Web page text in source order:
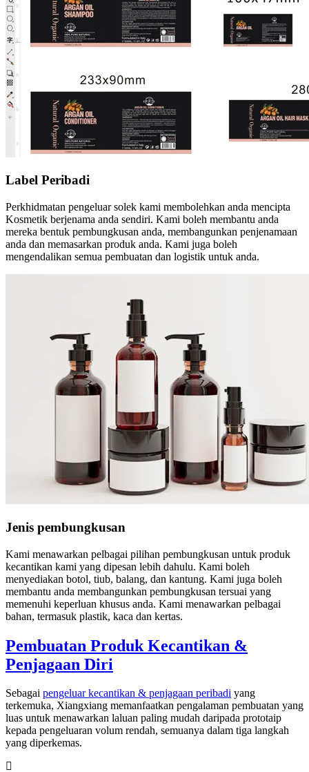
Label Peribadi
Perkhidmatan pengeluar solek kami membolehkan anda mencipta
Kosmetik berjenama anda sendiri. Kami boleh membantu anda
mereka bentuk pembungkusan anda, membangunkan penjenamaan
anda dan memasarkan produk anda. Kami juga boleh
mengendalikan semua pembuatan dan logistik untuk anda.
Jenis pembungkusan
Kami menawarkan pelbagai pilihan pembungkusan untuk produk
kecantikan kami yang dipesan lebih dahulu. Kami boleh
menyediakan botol, tiub, balang, dan kantung. Kami juga boleh
membantu anda membangunkan pembungkusan tersuai yang
memenuhi keperluan khusus anda. Kami menawarkan pelbagai
bahan, termasuk plastik, kaca dan kertas.
Pembuatan Produk Kecantikan &
Penjagaan Diri
Sebagai pengeluar kecantikan & penjagaan peribadi yang
terkemuka, Xiangxiang memanfaatkan pengalaman pembuatan yang
luas untuk menawarkan laluan paling mudah daripada prototaip
kepada pengeluaran volum rendah, semuanya dalam tiga langkah
yang diperkemas.